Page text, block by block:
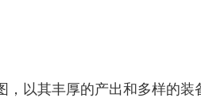
以其丰厚的产出和多样的装